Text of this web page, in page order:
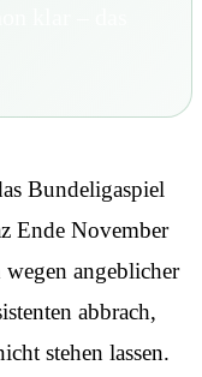
Bundeligaspiel
Ende November
angeblicher
abbrach,
stehen lassen.